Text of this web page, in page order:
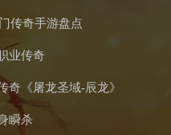
传奇手游盘点
业传奇
奇《屠龙圣域-辰龙》
瞬杀